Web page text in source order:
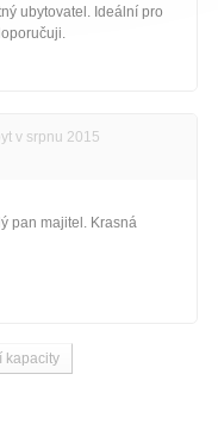
ubytovatel. Ideální pro
v srpnu 2015
pan majitel. Krasná
kapacity